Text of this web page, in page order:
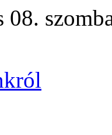
08.